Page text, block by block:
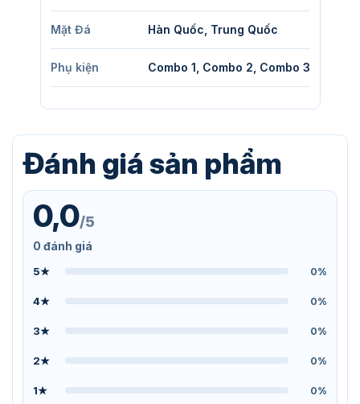
Mặt Đá Hàn Quốc, Trung Quốc
Phụ kiện Combo 1, Combo 2, Combo 3
Đánh giá sản phẩm
0,0/5
0 đánh giá
5★ 0%
4★ 0%
3★ 0%
2★ 0%
1★ 0%